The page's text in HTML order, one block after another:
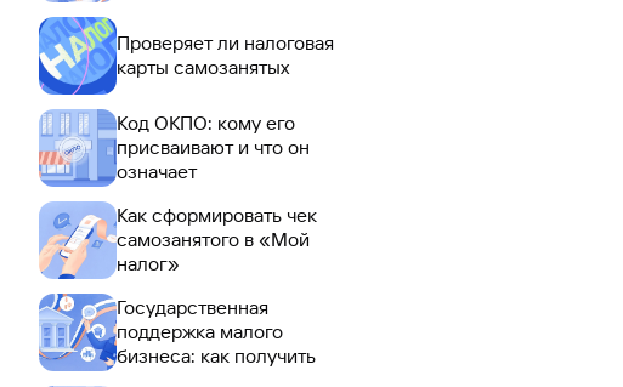
Проверяет ли налоговая
карты самозанятых
Код ОКПО: кому его
присваивают и что он
означает
Как сформировать чек
самозанятого в «Мой
налог»
Государственная
поддержка малого
бизнеса: как получить